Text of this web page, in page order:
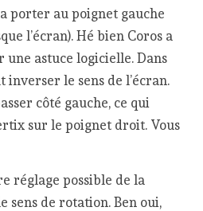
porter au poignet gauche
l’écran). Hé bien Coros a
astuce logicielle. Dans
inverser le sens de l’écran.
côté gauche, ce qui
sur le poignet droit. Vous
réglage possible de la
sens de rotation. Ben oui,